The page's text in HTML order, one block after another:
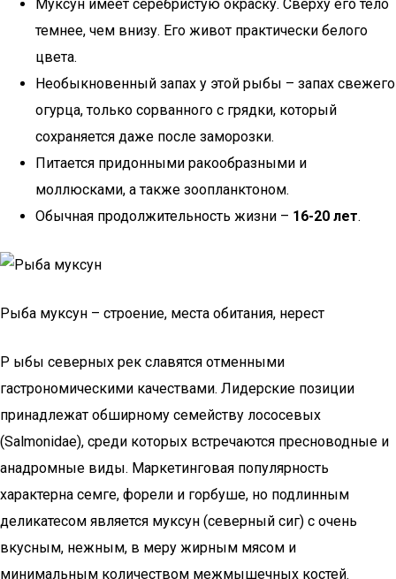
Муксун имеет серебристую окраску. Сверху его тело
темнее, чем внизу. Его живот практически белого
цвета.
Необыкновенный запах у этой рыбы – запах свежего
огурца, только сорванного с грядки, который
сохраняется даже после заморозки.
Питается придонными ракообразными и
моллюсками, а также зоопланктоном.
Обычная продолжительность жизни – 16-20 лет.
Рыба муксун – строение, места обитания, нерест
Р ыбы северных рек славятся отменными
гастрономическими качествами. Лидерские позиции
принадлежат обширному семейству лососевых
(Salmonidae), среди которых встречаются пресноводные и
анадромные виды. Маркетинговая популярность
характерна семге, форели и горбуше, но подлинным
деликатесом является муксун (северный сиг) с очень
вкусным, нежным, в меру жирным мясом и
минимальным количеством межмышечных костей.